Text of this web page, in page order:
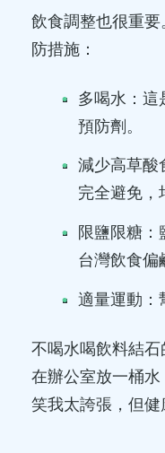
飲食調整也很重
防措施：
多喝水：這
預防劑。
減少高草酸
完全避免，
限鹽限糖：
台灣飲食偏
適量運動：
不喝水喝飲料結
在辦公室放一桶
笑我太誇張，但健